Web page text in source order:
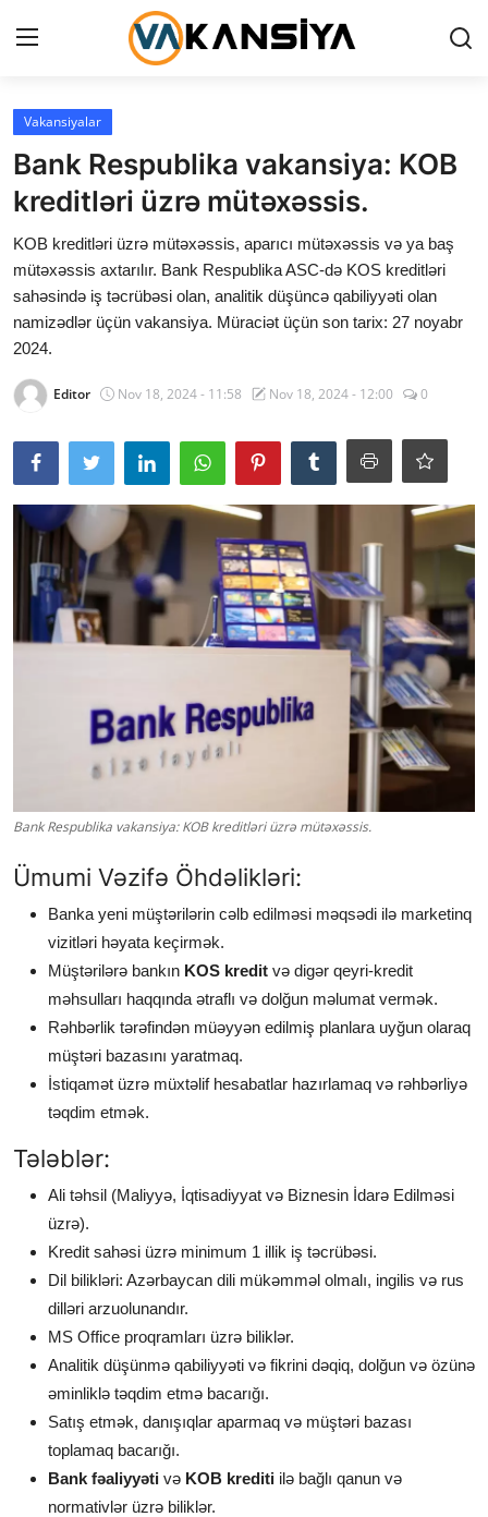
Login
Ana səhifə
Maliyyə
Əlaqə
Xəbərlər
Vakansiyalar
Bank Respublika vakansiya: KOB
kreditləri üzrə mütəxəssis.
KOB kreditləri üzrə mütəxəssis, aparıcı mütəxəssis və ya baş
mütəxəssis axtarılır. Bank Respublika ASC-də KOS kreditləri
sahəsində iş təcrübəsi olan, analitik düşüncə qabiliyyəti olan
namizədlər üçün vakansiya. Müraciət üçün son tarix: 27 noyabr
2024.
Editor Nov 18, 2024 - 11:58 Nov 18, 2024 - 12:00 0
Bank Respublika vakansiya: KOB kreditləri üzrə mütəxəssis.
Ümumi Vəzifə Öhdəlikləri:
Banka yeni müştərilərin cəlb edilməsi məqsədi ilə marketinq
vizitləri həyata keçirmək.
Müştərilərə bankın KOS kredit və digər qeyri-kredit
məhsulları haqqında ətraflı və dolğun məlumat vermək.
Rəhbərlik tərəfindən müəyyən edilmiş planlara uyğun olaraq
müştəri bazasını yaratmaq.
İstiqamət üzrə müxtəlif hesabatlar hazırlamaq və rəhbərliyə
təqdim etmək.
Tələblər:
Ali təhsil (Maliyyə, İqtisadiyyat və Biznesin İdarə Edilməsi
üzrə).
Kredit sahəsi üzrə minimum 1 illik iş təcrübəsi.
Dil bilikləri: Azərbaycan dili mükəmməl olmalı, ingilis və rus
dilləri arzuolunandır.
MS Office proqramları üzrə biliklər.
Analitik düşünmə qabiliyyəti və fikrini dəqiq, dolğun və özünə
əminliklə təqdim etmə bacarığı.
Satış etmək, danışıqlar aparmaq və müştəri bazası
toplamaq bacarığı.
Bank fəaliyyəti və KOB krediti ilə bağlı qanun və
normativlər üzrə biliklər.